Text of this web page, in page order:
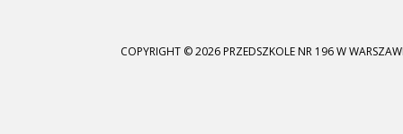
COPYRIGHT © 2026 PRZEDSZKOLE NR 196 W